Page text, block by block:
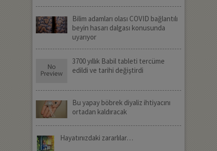
Bilim adamları olası COVID bağlantılı
beyin hasarı dalgası konusunda
uyarıyor
3700 yıllık Babil tableti tercüme
edildi ve tarihi değiştirdi
Bu yapay böbrek diyaliz ihtiyacını
ortadan kaldıracak
Hayatınızdaki zararlılar…